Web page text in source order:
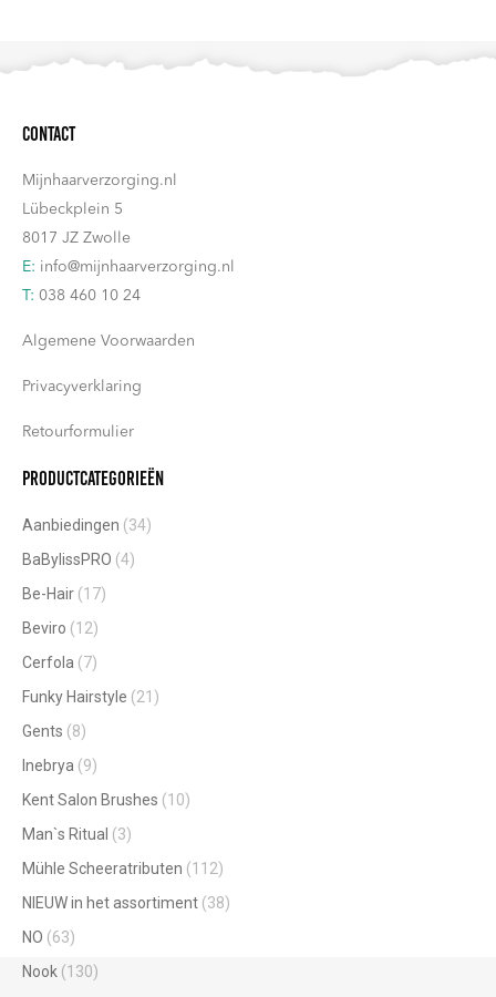
Contact
Mijnhaarverzorging.nl
Lübeckplein 5
8017 JZ Zwolle
E: info@mijnhaarverzorging.nl
T: 038 460 10 24
Algemene Voorwaarden
Privacyverklaring
Retourformulier
Productcategorieën
Aanbiedingen (34)
BaBylissPRO (4)
Be-Hair (17)
Beviro (12)
Cerfola (7)
Funky Hairstyle (21)
Gents (8)
Inebrya (9)
Kent Salon Brushes (10)
Man`s Ritual (3)
Mühle Scheeratributen (112)
NIEUW in het assortiment (38)
NO (63)
Nook (130)